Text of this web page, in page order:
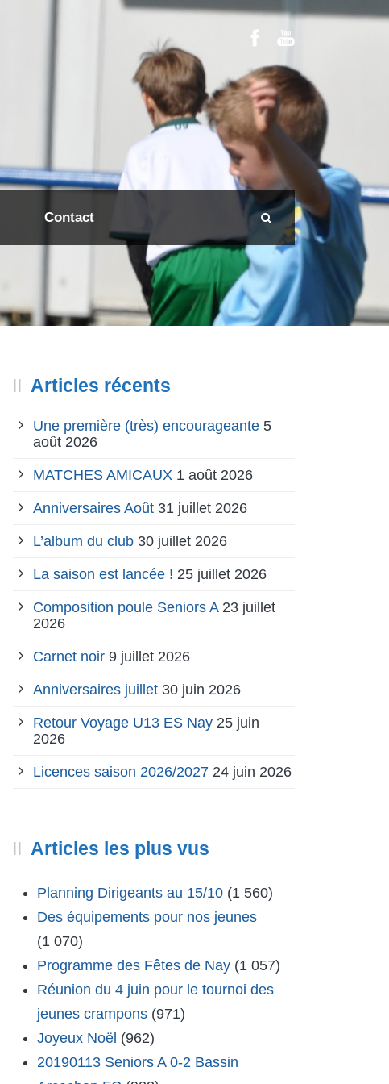
Contact
Articles récents
Une première (très) encourageante 5
août 2026
MATCHES AMICAUX 1 août 2026
Anniversaires Août 31 juillet 2026
L’album du club 30 juillet 2026
La saison est lancée ! 25 juillet 2026
Composition poule Seniors A 23 juillet
2026
Carnet noir 9 juillet 2026
Anniversaires juillet 30 juin 2026
Retour Voyage U13 ES Nay 25 juin
2026
Licences saison 2026/2027 24 juin 2026
Articles les plus vus
Planning Dirigeants au 15/10 (1 560)
Des équipements pour nos jeunes
(1 070)
Programme des Fêtes de Nay (1 057)
Réunion du 4 juin pour le tournoi des
jeunes crampons (971)
Joyeux Noël (962)
20190113 Seniors A 0-2 Bassin